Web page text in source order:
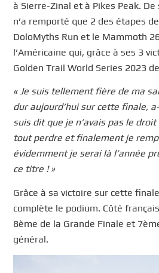
à Sierre-Zinal et à Pikes Peak.
n’a remporté que 2 des étapes
DoloMyths Run et le Mammoth
l’Américaine qui, grâce à ses 3
Golden Trail World Series 2023
« Je suis tellement fière de ma
dur aujourd’hui sur cette finale,
suis dit que je n’avais pas le
tout perdre et finalement je
évidemment je serai là l’année
ce titre ! »
Grâce à sa victoire sur cette
complète le podium. Côté
8ème de la Grande Finale et
général.